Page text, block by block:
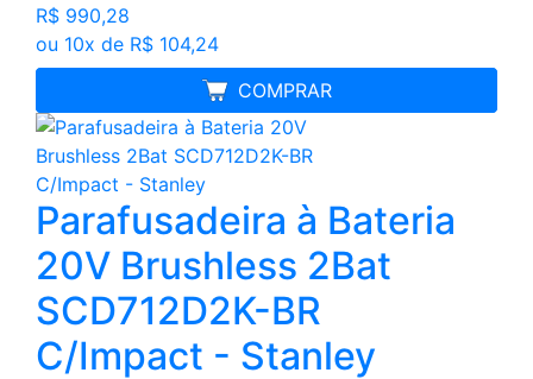
R$ 990,28
ou 10x de R$ 104,24
COMPRAR
FRETE GRÁTIS
Parafusadeira à Bateria
20V Brushless 2Bat
SCD712D2K-BR
C/Impact - Stanley